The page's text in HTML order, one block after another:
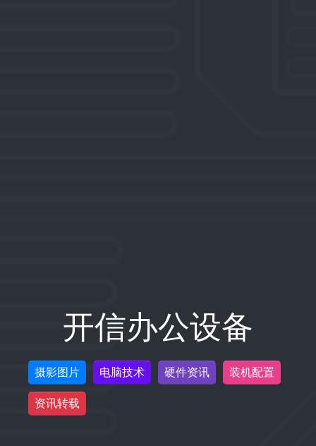
开信办公设备
摄影图片 电脑技术 硬件资讯 装机配置
资讯转载